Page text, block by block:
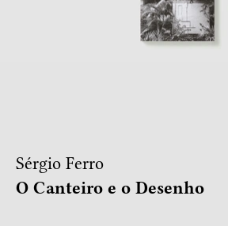
Sérgio Ferro
O Canteiro e o Desenho